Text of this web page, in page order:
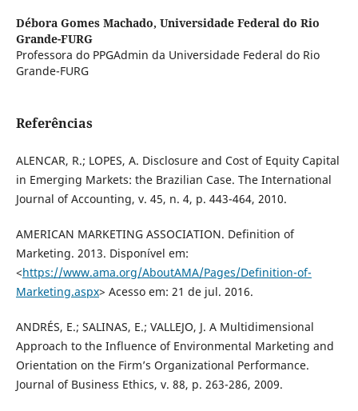
Débora Gomes Machado, Universidade Federal do Rio
Grande-FURG
Professora do PPGAdmin da Universidade Federal do Rio
Grande-FURG
Referências
ALENCAR, R.; LOPES, A. Disclosure and Cost of Equity Capital
in Emerging Markets: the Brazilian Case. The International
Journal of Accounting, v. 45, n. 4, p. 443-464, 2010.
AMERICAN MARKETING ASSOCIATION. Definition of
Marketing. 2013. Disponível em:
<https://www.ama.org/AboutAMA/Pages/Definition-of-
Marketing.aspx> Acesso em: 21 de jul. 2016.
ANDRÉS, E.; SALINAS, E.; VALLEJO, J. A Multidimensional
Approach to the Influence of Environmental Marketing and
Orientation on the Firm’s Organizational Performance.
Journal of Business Ethics, v. 88, p. 263-286, 2009.